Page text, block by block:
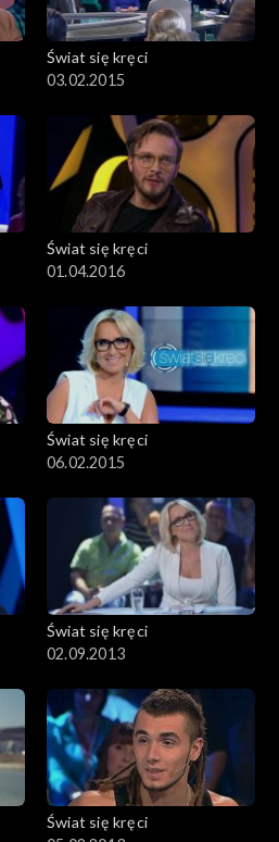
Świat się kręci
03.02.2015
Świat się kręci
01.04.2016
Świat się kręci
06.02.2015
Świat się kręci
02.09.2013
Świat się kręci